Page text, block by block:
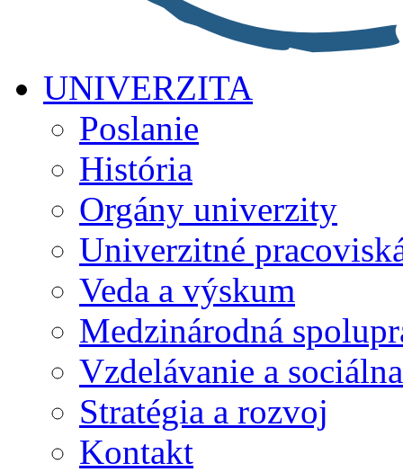
UNIVERZITA
Poslanie
História
Orgány univerzity
Univerzitné
Veda a výskum
Medzinárodná
Vzdelávanie a
Stratégia a rozvoj
Kontakt